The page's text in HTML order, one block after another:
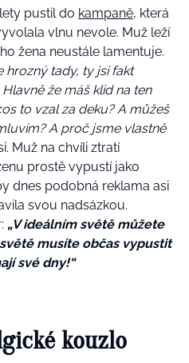
pustil do kampaně, která
vlnu nevole. Muž leží
žena neustále lamentuje.
hrozný tady, ty jsi fakt
že máš klid na ten
to vzal za deku? A můžeš
A proč jsme vlastně
Muž na chvíli ztratí
prostě vypustí jako
dnes podobná reklama asi
svou nadsázkou.
„V ideálním světě můžete
musíte občas vypustit
své dny!“
kouzlo